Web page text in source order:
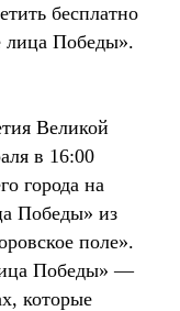
бесплатно
лица Победы».
Великой
в 16:00
города на
Победы» из
поле».
Победы» —
которые